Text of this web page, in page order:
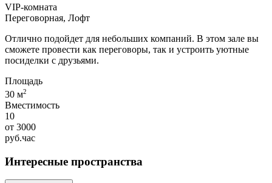
VIP-комната
Переговорная, Лофт
Отлично подойдет для небольших компаний. В этом зале вы
сможете провести как переговоры, так и устроить уютные
посиделки с друзьями.
Площадь
30 м2
Вместимость
10
от 3000
руб.час
Интересные пространства